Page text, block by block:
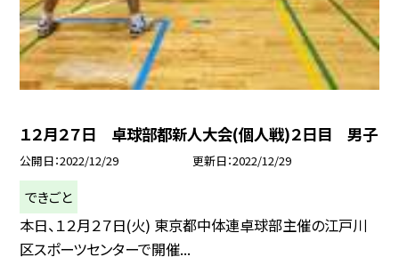
１２月２７日 卓球部都新人大会(個人戦)２日目 男子
公開日 2022/12/29 更新日 2022/12/29
できごと
本日、１２月２７日(火) 東京都中体連卓球部主催の江戸川
区スポーツセンターで開催...